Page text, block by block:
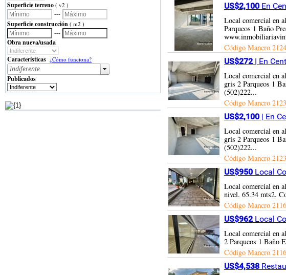
US$2,100En
Local comercial en
Parqueos 1 Baño
Código Mancro
US$272| En
Local comercial en
gris 2 Parqueos 1
(502)222...
Código Mancro
US$2,100| En
Local comercial en
gris 2 Parqueos 1
(502)222...
Código Mancro
US$950Local
Local comercial en
nivel. 65.34 mts2.
Código Mancro
US$962Local
Local comercial en
2 Parqueos 1 Baño
Código Mancro
US$4,538
Superficie terreno ( v2 )
---
Superficie construcción ( m2 )
---
Obra nueva/usada
Características ¿Cómo funciona?
Publicados